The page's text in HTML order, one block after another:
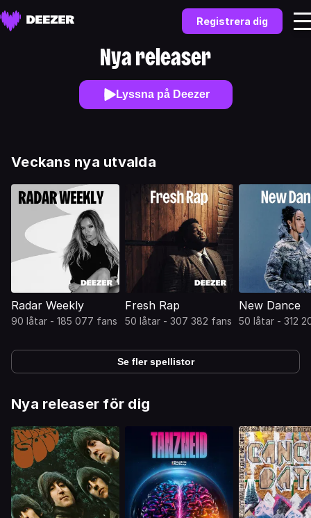
Registrera dig
Nya releaser
Lyssna på Deezer
Veckans nya utvalda
Radar Weekly
90 låtar - 185 077 fans
Fresh Rap
50 låtar - 307 382 fans
New Dance
50 låtar - 312
Se fler spellistor
Nya releaser för dig